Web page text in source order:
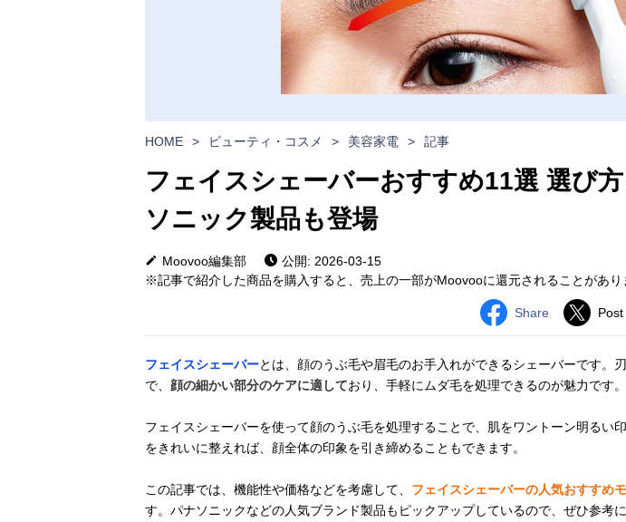
HOME > ビューティ・コスメ > 美容家電 > 記事
フェイスシェーバーおすすめ11選 選び
ソニック製品も登場
Moovoo編集部
公開: 2026-03-15
※記事で紹介した商品を購入すると、売上の一部がMoovooに還元されることがあり
Share Post
フェイスシェーバーとは、顔のうぶ毛や眉毛のお手入れができるシェーバーです。
で、 顔の細かい部分のケアに適しており、手軽にムダ毛を処理できるのが魅力です。
フェイスシェーバーを使って顔のうぶ毛を処理することで、肌をワントーン明るい
をきれいに整えれば、顔全体の印象を引き締めることもできます。
この記事では、機能性や価格などを考慮して、 フェイスシェーバーの人気おすすめ
す。パナソニックなどの人気ブランド製品もピックアップしているので、ぜひ参考に